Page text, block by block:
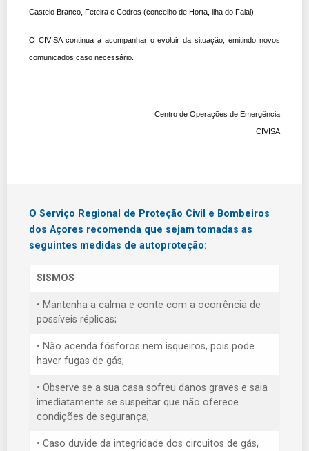
Castelo Branco, Feteira e Cedros (concelho de Horta, ilha do Faial).
O CIVISA continua a acompanhar o evoluir da situação, emitindo novos
comunicados caso necessário.
Centro de Operações de Emergência
CIVISA
O Serviço Regional de Proteção Civil e Bombeiros
dos Açores recomenda que sejam tomadas as
seguintes medidas de autoproteção:
SISMOS
• Mantenha a calma e conte com a ocorrência de
possíveis réplicas;
• Não acenda fósforos nem isqueiros, pois pode
haver fugas de gás;
• Observe se a sua casa sofreu danos graves e saia
imediatamente se suspeitar que não oferece
condições de segurança;
• Caso duvide da integridade dos circuitos de gás,